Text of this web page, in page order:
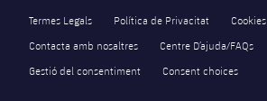
Termes Legals Política de Privacitat Cookies
Contacta amb nosaltres
Centre D’ajuda/FAQs
Gestió del consentiment
Consent choices